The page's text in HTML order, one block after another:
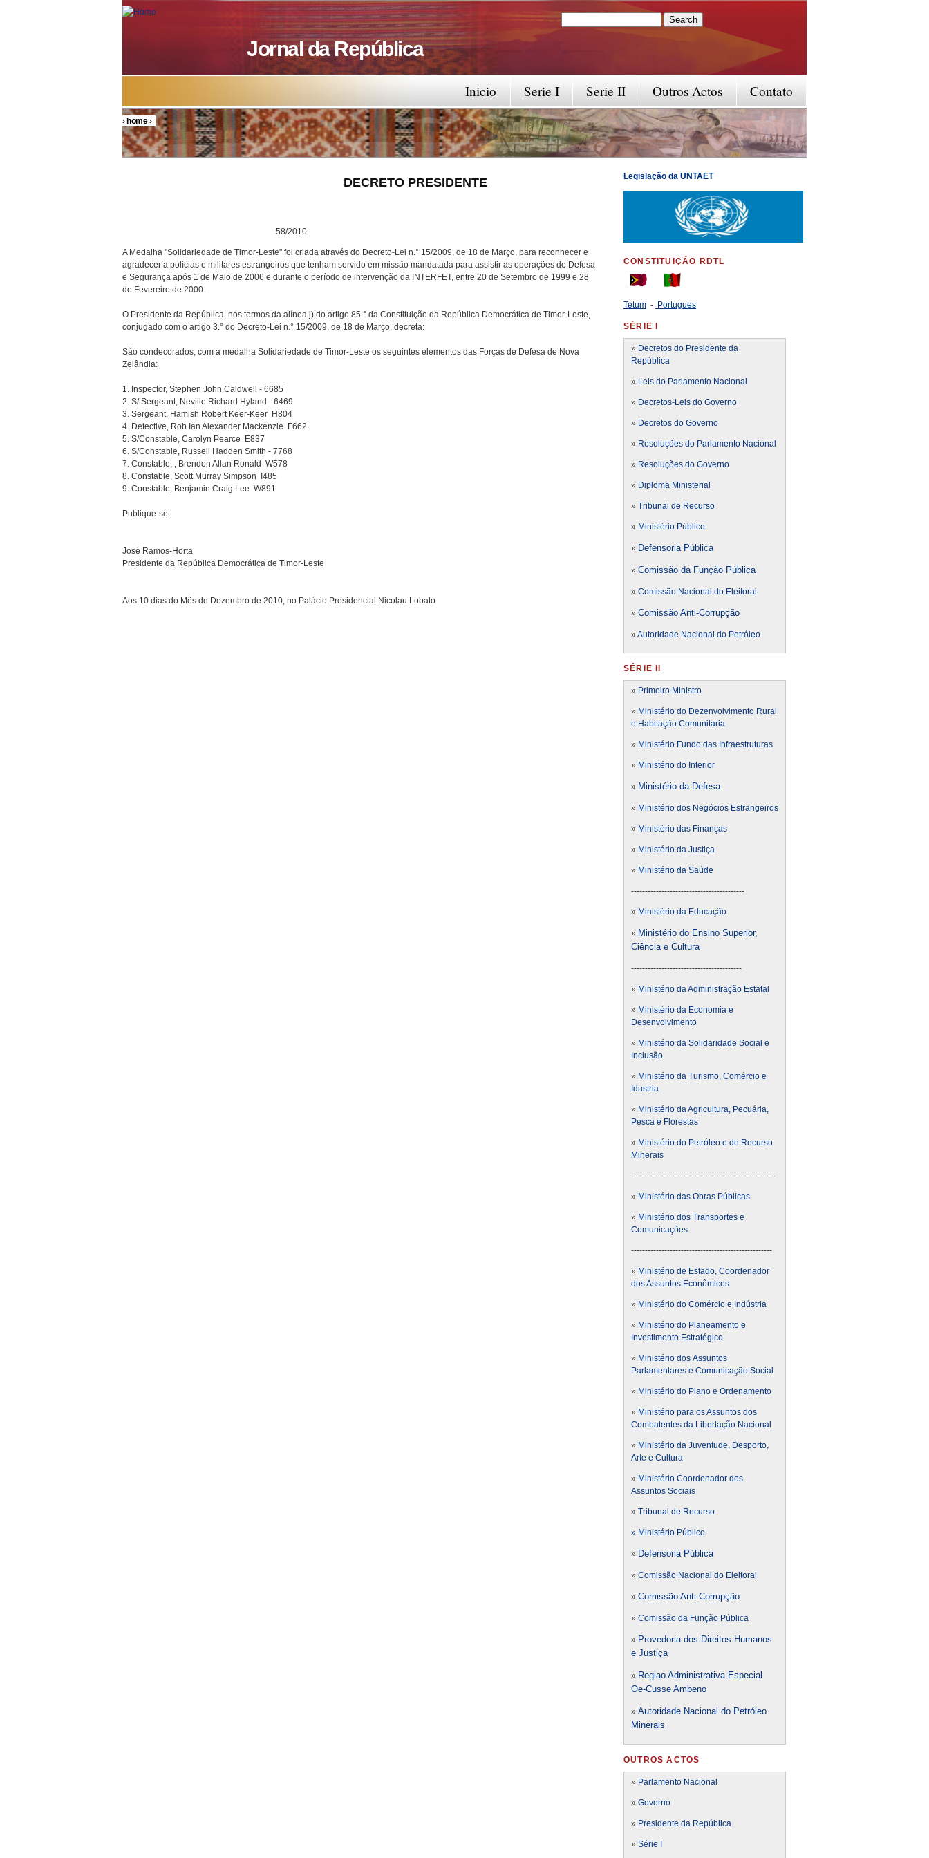
Jornal da República
Search form
Contato
Outros Actos
Serie II
Serie I
Inicio
You are here
›home›
DECRETO PRESIDENTE
58/2010
A Medalha "Solidariedade de Timor-Leste" foi criada através do Decreto-Lei n.° 15/2009, de 18 de Março, para reconhecer e
agradecer a polícias e militares estrangeiros que tenham servido em missão mandatada para assistir as operações de Defesa
e Segurança após 1 de Maio de 2006 e durante o período de intervenção da INTERFET, entre 20 de Setembro de 1999 e 28
de Fevereiro de 2000.
O Presidente da República, nos termos da alínea j) do artigo 85.° da Constituição da República Democrática de Timor-Leste,
conjugado com o artigo 3.° do Decreto-Lei n.° 15/2009, de 18 de Março, decreta:
São condecorados, com a medalha Solidariedade de Timor-Leste os seguintes elementos das Forças de Defesa de Nova
Zelândia:
1. Inspector, Stephen John Caldwell - 6685
2. S/ Sergeant, Neville Richard Hyland - 6469
3. Sergeant, Hamish Robert Keer-Keer  H804
4. Detective, Rob Ian Alexander Mackenzie  F662
5. S/Constable, Carolyn Pearce  E837
6. S/Constable, Russell Hadden Smith - 7768
7. Constable, , Brendon Allan Ronald  W578
8. Constable, Scott Murray Simpson  I485
9. Constable, Benjamin Craig Lee  W891
Publique-se:
José Ramos-Horta
Presidente da República Democrática de Timor-Leste
Aos 10 dias do Mês de Dezembro de 2010, no Palácio Presidencial Nicolau Lobato
Legislação da UNTAET
CONSTITUIÇÃO RDTL
Tetum - Portugues
SÉRIE I
» Decretos do Presidente da
República
» Leis do Parlamento Nacional
» Decretos-Leis do Governo
» Decretos do Governo
» Resoluções do Parlamento Nacional
» Resoluções do Governo
» Diploma Ministerial
» Tribunal de Recurso
» Ministério Público
» Defensoria Pública
» Comissão da Função Pública
» Comissão Nacional do Eleitoral
» Comissão Anti-Corrupção
» Autoridade Nacional do Petróleo
SÉRIE II
» Primeiro Ministro
» Ministério do Dezenvolvimento Rural
e Habitação Comunitaria
» Ministério Fundo das Infraestruturas
» Ministério do Interior
» Ministério da Defesa
» Ministério dos Negócios Estrangeiros
» Ministério das Finanças
» Ministério da Justiça
» Ministério da Saúde
-----------------------------------------
» Ministério da Educação
» Ministério do Ensino Superior,
Ciência e Cultura
----------------------------------------
» Ministério da Administração Estatal
» Ministério da Economia e
Desenvolvimento
» Ministério da Solidaridade Social e
Inclusão
» Ministério da Turismo, Comércio e
Idustria
» Ministério da Agricultura, Pecuária,
Pesca e Florestas
» Ministério do Petróleo e de Recurso
Minerais
----------------------------------------------------
» Ministério das Obras Públicas
» Ministério dos Transportes e
Comunicações
---------------------------------------------------
» Ministério de Estado, Coordenador
dos Assuntos Econômicos
» Ministério do Comércio e Indústria
» Ministério do Planeamento e
Investimento Estratégico
» Ministério dos Assuntos
Parlamentares e Comunicação Social
» Ministério do Plano e Ordenamento
» Ministério para os Assuntos dos
Combatentes da Libertação Nacional
» Ministério da Juventude, Desporto,
Arte e Cultura
» Ministério Coordenador dos
Assuntos Sociais
» Tribunal de Recurso
» Ministério Público
» Defensoria Pública
» Comissão Nacional do Eleitoral
» Comissão Anti-Corrupção
» Comissão da Função Pública
» Provedoria dos Direitos Humanos
e Justiça
» Regiao Administrativa Especial
Oe-Cusse Ambeno
» Autoridade Nacional do Petróleo
Minerais
OUTROS ACTOS
» Parlamento Nacional
» Governo
» Presidente da República
» Série I